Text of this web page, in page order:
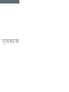
ত্বককে